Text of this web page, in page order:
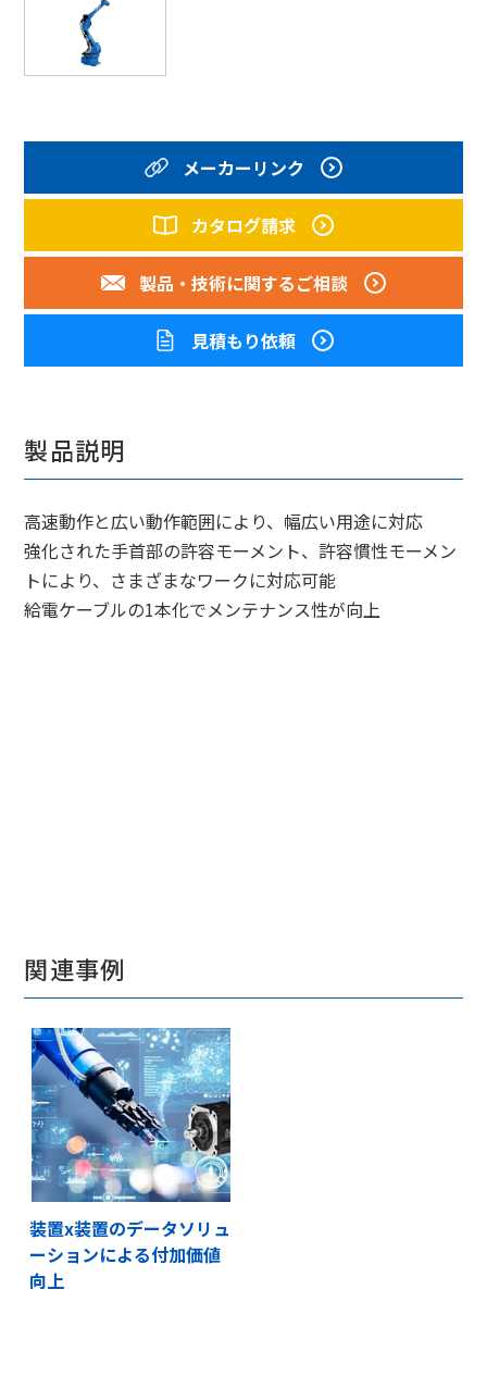
メーカーリンク
カタログ請求
製品・技術に関するご相談
見積もり依頼
製品説明
高速動作と広い動作範囲により、幅広い用途に対応
強化された手首部の許容モーメント、許容慣性モーメン
トにより、さまざまなワークに対応可能
給電ケーブルの1本化でメンテナンス性が向上
関連事例
装置x装置のデータソリュ
ーションによる付加価値
向上